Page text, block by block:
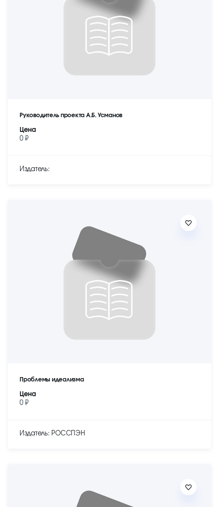
Руководитель проекта А.Б. Усманов
Цена
0 ₽
Издатель:
Проблемы идеализма
Цена
0 ₽
Издатель: РОССПЭН